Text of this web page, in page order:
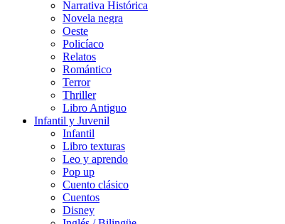
Narrativa Histórica
Novela negra
Oeste
Policíaco
Relatos
Romántico
Terror
Thriller
Libro Antiguo
Infantil y Juvenil
Infantil
Libro texturas
Leo y aprendo
Pop up
Cuento clásico
Cuentos
Disney